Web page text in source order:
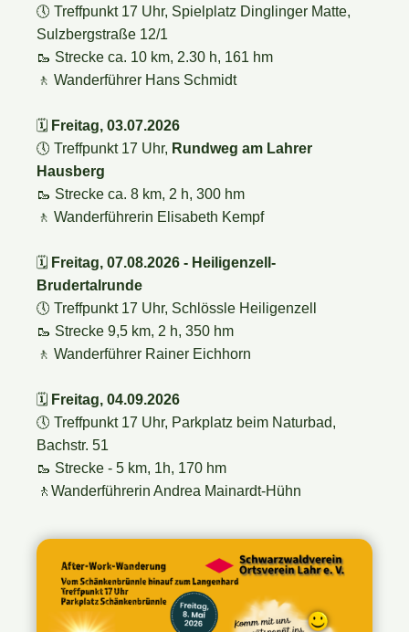
🕔 Treffpunkt 17 Uhr, Spielplatz Dinglinger Matte,
Sulzbergstraße 12/1
🥾 Strecke ca. 10 km, 2.30 h, 161 hm
🚶 Wanderführer Hans Schmidt
🗓️ Freitag, 03.07.2026
🕔 Treffpunkt 17 Uhr, Rundweg am Lahrer
Hausberg
🥾 Strecke ca. 8 km, 2 h, 300 hm
🚶 Wanderführerin Elisabeth Kempf
🗓️ Freitag, 07.08.2026 - Heiligenzell-
Brudertalrunde
🕔 Treffpunkt 17 Uhr, Schlössle Heiligenzell
🥾 Strecke 9,5 km, 2 h, 350 hm
🚶 Wanderführer Rainer Eichhorn
🗓️ Freitag, 04.09.2026
🕔 Treffpunkt 17 Uhr, Parkplatz beim Naturbad,
Bachstr. 51
🥾 Strecke - 5 km, 1h, 170 hm
🚶‍Wanderführerin Andrea Mainardt-Hühn